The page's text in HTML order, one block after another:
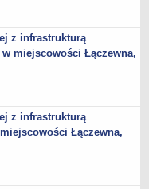
opróżniania zbiorników
na rok 2025
z infrastrukturą
w miejscowości Łączewna,
z infrastrukturą
Łączewna,